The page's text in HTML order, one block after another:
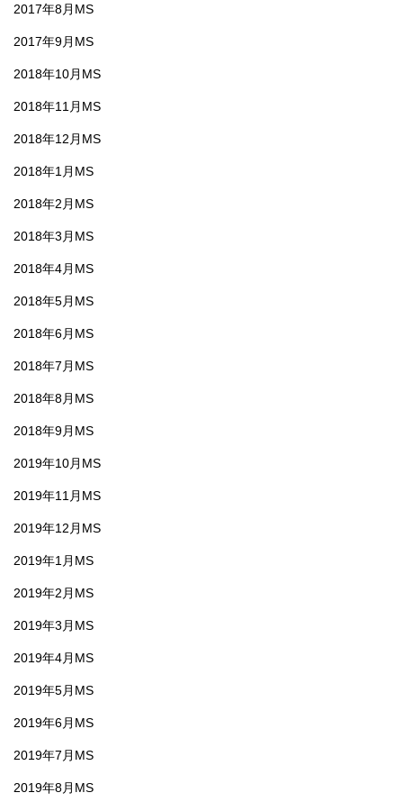
2017年8月MS
2017年9月MS
2018年10月MS
2018年11月MS
2018年12月MS
2018年1月MS
2018年2月MS
2018年3月MS
2018年4月MS
2018年5月MS
2018年6月MS
2018年7月MS
2018年8月MS
2018年9月MS
2019年10月MS
2019年11月MS
2019年12月MS
2019年1月MS
2019年2月MS
2019年3月MS
2019年4月MS
2019年5月MS
2019年6月MS
2019年7月MS
2019年8月MS